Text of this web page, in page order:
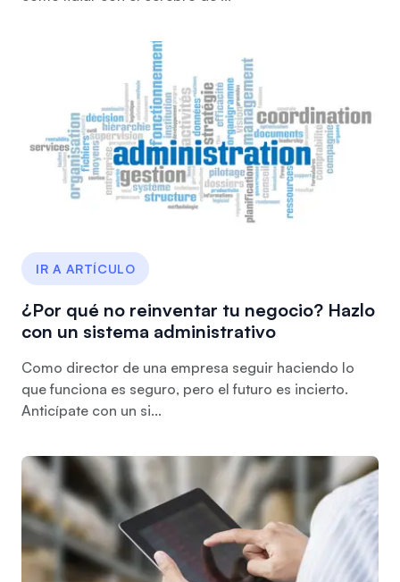
IR A ARTÍCULO
¿Por qué no reinventar tu negocio? Hazlo
con un sistema administrativo
Como director de una empresa seguir haciendo lo
que funciona es seguro, pero el futuro es incierto.
Anticípate con un si...